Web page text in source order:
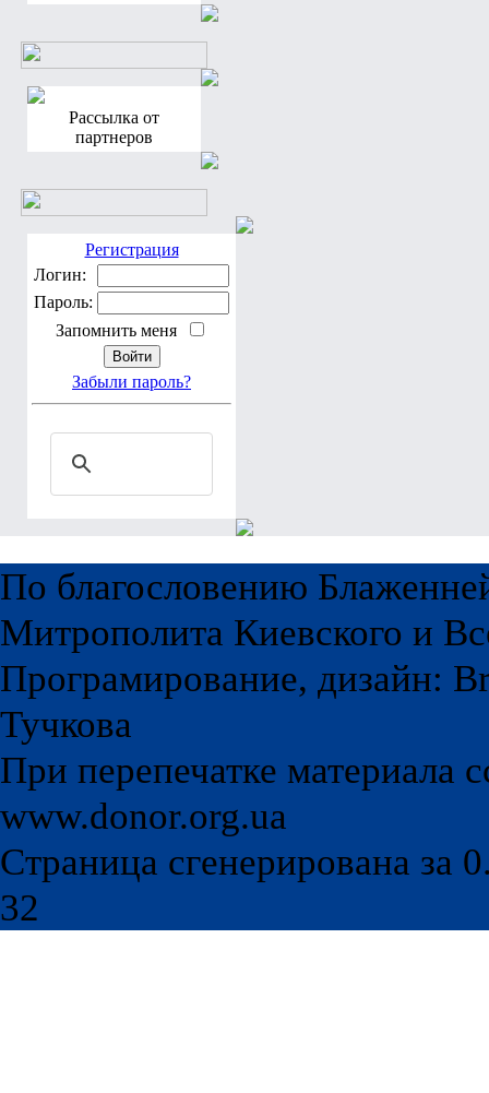
Рассылка от
партнеров
Регистрация
Логин:
Пароль:
Запомнить меня
Забыли пароль?
По благословению
Митрополита Киевского и
Програмирование, дизайн:
Тучкова
При перепечатке материала
www.donor.org.ua
Страница сгенерирована за
32